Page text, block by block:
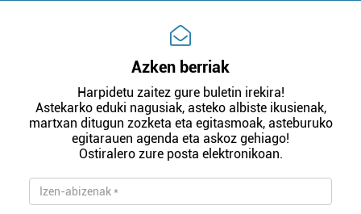
Azken berriak
Harpidetu zaitez gure buletin irekira!
Astekarko eduki nagusiak, asteko albiste ikusienak,
martxan ditugun zozketa eta egitasmoak, asteburuko
egitarauen agenda eta askoz gehiago!
Ostiralero zure posta elektronikoan.